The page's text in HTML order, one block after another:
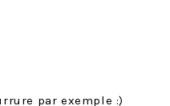
par exemple :)